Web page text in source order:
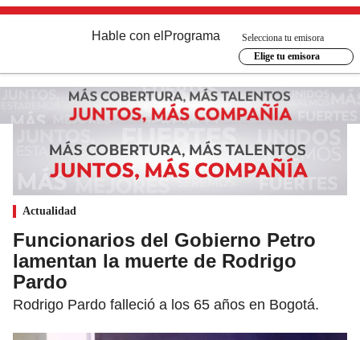
Hable con el Programa
Selecciona tu emisora
Elige tu emisora
Actualidad
Funcionarios del Gobierno Petro
lamentan la muerte de Rodrigo
Pardo
Rodrigo Pardo falleció a los 65 años en Bogotá.